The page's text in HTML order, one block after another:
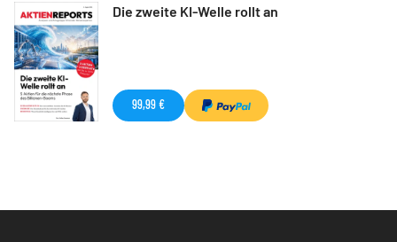
Die zweite KI-Welle rollt an
99,99 €